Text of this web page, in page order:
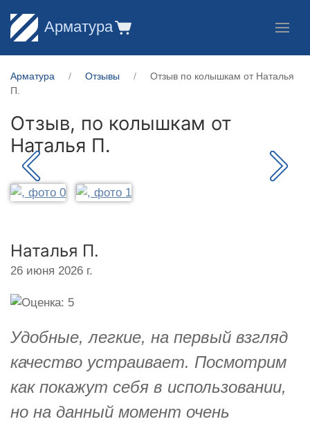
Арматура
Арматура Отзывы
Отзыв по колышкам от Наталья
П.
Отзыв, по колышкам от
Наталья П.
Наталья П.
26 июня 2026 г.
Удобные, легкие, на первый взгляд
качество устраивает. Посмотрим
как покажут себя в использовании,
но на данный момент очень